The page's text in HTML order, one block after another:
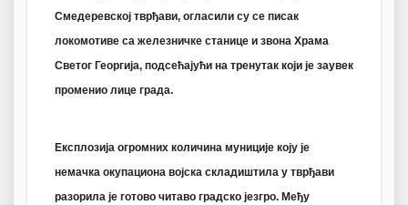
Смедеревској тврђави, огласили су се писак
локомотиве са железничке станице и звона Храма
Светог Георгија, подсећајући на тренутак који је заувек
променио лице града.
Експлозија огромних количина муниције коју је
немачка окупациона војска складиштила у тврђави
разорила је готово читаво градско језгро. Међу